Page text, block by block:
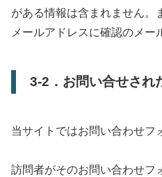
がある情報は含まれません。
メールアドレスに確認のメー
3-2．お問い合せされ
当サイトではお問い合わせフ
訪問者がそのお問い合わせフ